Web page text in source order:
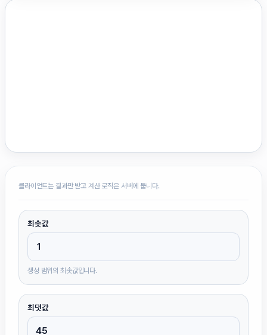
클라이언트는 결과만 받고 계산 로직은 서버에 둡니다.
최솟값
생성 범위의 최솟값입니다.
최댓값